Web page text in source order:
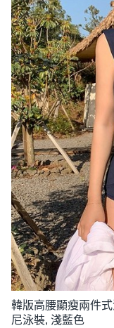
韓版高腰顯瘦兩件
尼泳裝, 淺藍色